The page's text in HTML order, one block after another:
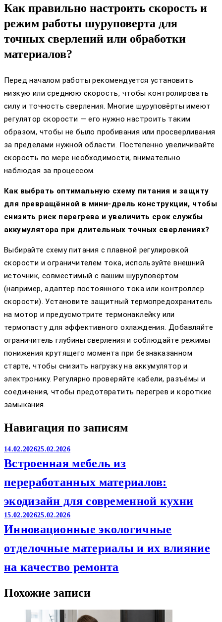
Как правильно настроить скорость и
режим работы шуруповерта для
точных сверлений или обработки
материалов?
Перед началом работы рекомендуется установить
низкую или среднюю скорость, чтобы контролировать
силу и точность сверления. Многие шуруповёрты имеют
регулятор скорости — его нужно настроить таким
образом, чтобы не было пробивания или просверливания
за пределами нужной области. Постепенно увеличивайте
скорость по мере необходимости, внимательно
наблюдая за процессом.
Как выбрать оптимальную схему питания и защиту
для превращённой в мини-дрель конструкции, чтобы
снизить риск перегрева и увеличить срок службы
аккумулятора при длительных точных сверлениях?
Выбирайте схему питания с плавной регулировкой
скорости и ограничителем тока, используйте внешний
источник, совместимый с вашим шуруповёртом
(например, адаптер постоянного тока или контроллер
скорости). Установите защитный термопредохранитель
на мотор и предусмотрите термонаклейку или
термопасту для эффективного охлаждения. Добавляйте
ограничитель глубины сверления и соблюдайте режимы
понижения крутящего момента при безнаказанном
старте, чтобы снизить нагрузку на аккумулятор и
электронику. Регулярно проверяйте кабели, разъёмы и
соединения, чтобы предотвратить перегрев и короткие
замыкания.
Навигация по записям
14.02.202625.02.2026
Встроенная мебель из
переработанных материалов:
экодизайн для современной кухни
15.02.202625.02.2026
Инновационные экологичные
отделочные материалы и их влияние
на качество ремонта
Похожие записи